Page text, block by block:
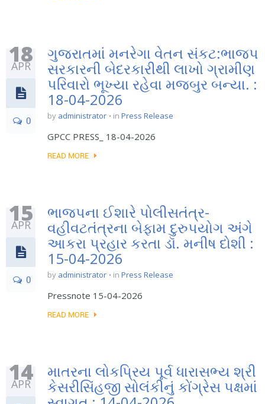
18
APR
0
ગુજરાતમાં મનરેગા વેતન સંકટ:ભાજપ
સરકારની બેદરકારીથી લાખો ગ્રામીણ
પરિવારો ભૂખ્યા રહેવા મજબુર બન્યા. :
18-04-2026
by administrator in Press Release
GPCC PRESS_ 18-04-2026
READ MORE
15
APR
0
ભાજપના ઈશારે પોલીસતંત્ર-
વહીવટતંત્રના બેફામ દુરુપયોગ અંગે
આકરા પ્રહાર કરતા ડૉ. મનીષ દોશી :
15-04-2026
by administrator in Press Release
Pressnote 15-04-2026
READ MORE
14
APR
માતરના લોકપ્રિય પૂર્વ ધારાસભ્ય શ્રી
કેસરીસિંહજી સોલંકીનું કોંગ્રેસ પક્ષમાં